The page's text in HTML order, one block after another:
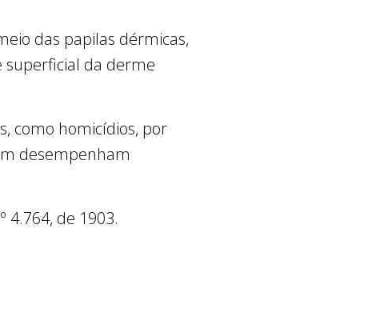
das papilas dérmicas,
superficial da derme
como homicídios, por
desempenham
4.764, de 1903.